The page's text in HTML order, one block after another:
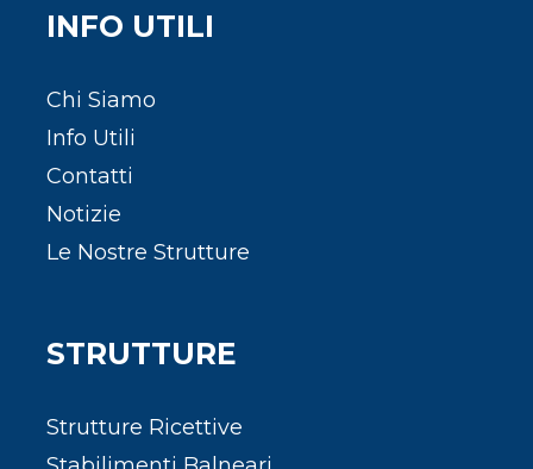
INFO UTILI
Chi Siamo
Info Utili
Contatti
Notizie
Le Nostre Strutture
STRUTTURE
Strutture Ricettive